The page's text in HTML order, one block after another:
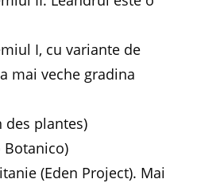
I, cu variante de
mai veche gradina
des plantes)
Botanico)
(Eden Project). Mai